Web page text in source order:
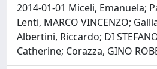
2014-01-01 Miceli, Emanuela;
Lenti, MARCO VINCENZO;
Albertini, Riccardo; DI
Catherine; Corazza, GINO